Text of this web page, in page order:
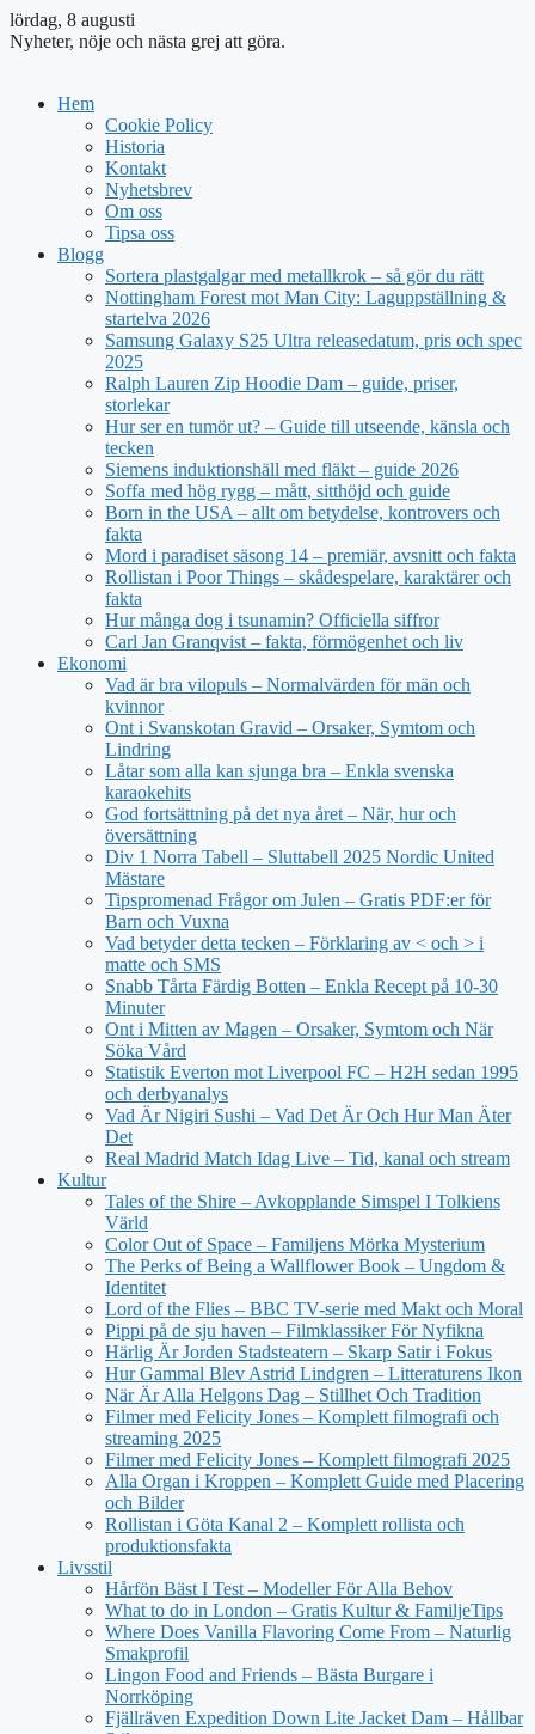
lördag, 8 augusti
Nyheter, nöje och nästa grej att göra.
Hem
Cookie Policy
Historia
Kontakt
Nyhetsbrev
Om oss
Tipsa oss
Blogg
Sortera plastgalgar med metallkrok – så gör du rätt
Nottingham Forest mot Man City: Laguppställning &
startelva 2026
Samsung Galaxy S25 Ultra releasedatum, pris och spec
2025
Ralph Lauren Zip Hoodie Dam – guide, priser,
storlekar
Hur ser en tumör ut? – Guide till utseende, känsla och
tecken
Siemens induktionshäll med fläkt – guide 2026
Soffa med hög rygg – mått, sitthöjd och guide
Born in the USA – allt om betydelse, kontrovers och
fakta
Mord i paradiset säsong 14 – premiär, avsnitt och fakta
Rollistan i Poor Things – skådespelare, karaktärer och
fakta
Hur många dog i tsunamin? Officiella siffror
Carl Jan Granqvist – fakta, förmögenhet och liv
Ekonomi
Vad är bra vilopuls – Normalvärden för män och
kvinnor
Ont i Svanskotan Gravid – Orsaker, Symtom och
Lindring
Låtar som alla kan sjunga bra – Enkla svenska
karaokehits
God fortsättning på det nya året – När, hur och
översättning
Div 1 Norra Tabell – Sluttabell 2025 Nordic United
Mästare
Tipspromenad Frågor om Julen – Gratis PDF:er för
Barn och Vuxna
Vad betyder detta tecken – Förklaring av < och > i
matte och SMS
Snabb Tårta Färdig Botten – Enkla Recept på 10-30
Minuter
Ont i Mitten av Magen – Orsaker, Symtom och När
Söka Vård
Statistik Everton mot Liverpool FC – H2H sedan 1995
och derbyanalys
Vad Är Nigiri Sushi – Vad Det Är Och Hur Man Äter
Det
Real Madrid Match Idag Live – Tid, kanal och stream
Kultur
Tales of the Shire – Avkopplande Simspel I Tolkiens
Värld
Color Out of Space – Familjens Mörka Mysterium
The Perks of Being a Wallflower Book – Ungdom &
Identitet
Lord of the Flies – BBC TV-serie med Makt och Moral
Pippi på de sju haven – Filmklassiker För Nyfikna
Härlig Är Jorden Stadsteatern – Skarp Satir i Fokus
Hur Gammal Blev Astrid Lindgren – Litteraturens Ikon
När Är Alla Helgons Dag – Stillhet Och Tradition
Filmer med Felicity Jones – Komplett filmografi och
streaming 2025
Filmer med Felicity Jones – Komplett filmografi 2025
Alla Organ i Kroppen – Komplett Guide med Placering
och Bilder
Rollistan i Göta Kanal 2 – Komplett rollista och
produktionsfakta
Livsstil
Hårfön Bäst I Test – Modeller För Alla Behov
What to do in London – Gratis Kultur & FamiljeTips
Where Does Vanilla Flavoring Come From – Naturlig
Smakprofil
Lingon Food and Friends – Bästa Burgare i
Norrköping
Fjällräven Expedition Down Lite Jacket Dam – Hållbar